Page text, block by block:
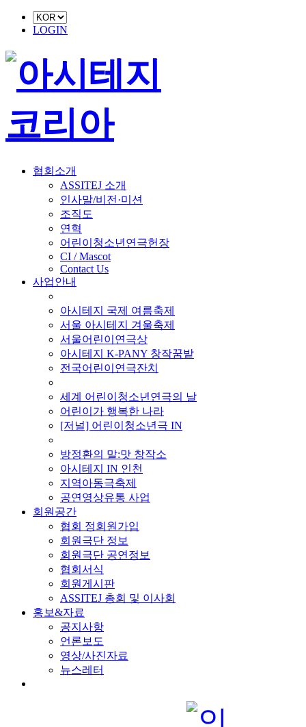
LOGIN
협회소개
ASSITEJ 소개
인사말/비전·미션
조직도
연혁
어린이청소년연극헌장
CI / Mascot
Contact Us
사업안내
아시테지 국제 여름축제
서울 아시테지 겨울축제
서울어린이연극상
아시테지 K-PANY 창작꿈밭
전국어린이연극잔치
세계 어린이청소년연극의 날
어린이가 행복한 나라
[저널] 어린이청소년극 IN
방정환의 말:맛 창작소
아시테지 IN 인천
지역아동극축제
공연영상유통 사업
회원공간
협회 정회원가입
회원극단 정보
회원극단 공연정보
협회서식
회원게시판
ASSITEJ 총회 및 이사회
홍보&자료
공지사항
언론보도
영상/사진자료
뉴스레터